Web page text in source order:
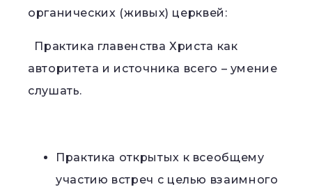
органических (живых) церквей:
Практика главенства Христа как
авторитета и источника всего – умение
слушать.
Практика открытых к всеобщему
участию встреч с целью взаимного